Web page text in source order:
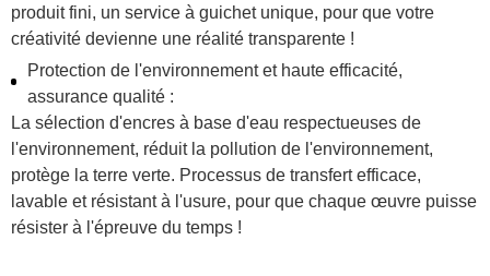
produit fini, un service à guichet unique, pour que votre
créativité devienne une réalité transparente !
Protection de l'environnement et haute efficacité,
assurance qualité :
La sélection d'encres à base d'eau respectueuses de
l'environnement, réduit la pollution de l'environnement,
protège la terre verte. Processus de transfert efficace,
lavable et résistant à l'usure, pour que chaque œuvre puisse
résister à l'épreuve du temps !